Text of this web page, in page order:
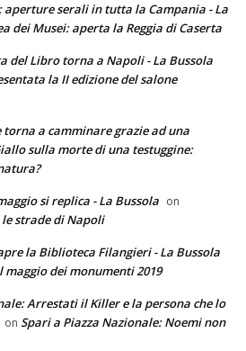
aperture serali in tutta la Campania - La
dei Musei: aperta la Reggia di Caserta
del Libro torna a Napoli - La Bussola
la II edizione del salone
a camminare grazie ad una
sulla morte di una testuggine:
si replica - La Bussola on
strade di Napoli
la Biblioteca Filangieri - La Bussola
dei monumenti 2019
Arrestati il Killer e la persona che lo
on Spari a Piazza Nazionale: Noemi non